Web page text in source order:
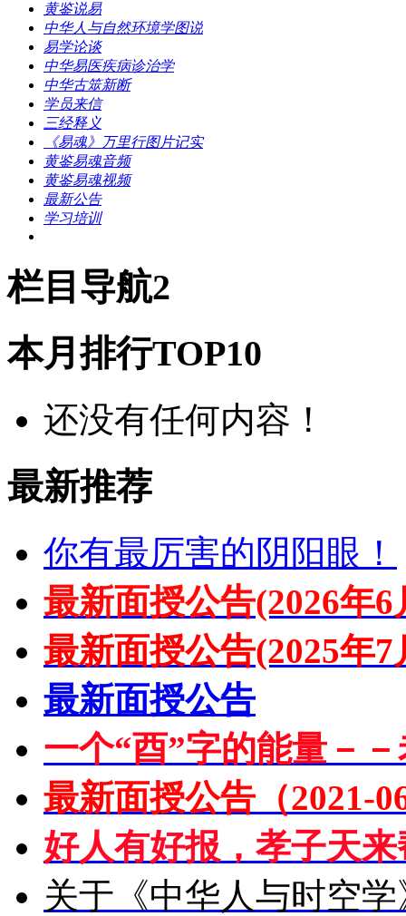
黄鉴说易
中华人与自然环境学图说
易学论谈
中华易医疾病诊治学
中华古筮新断
学员来信
三经释义
《易魂》万里行图片记实
黄鉴易魂音频
黄鉴易魂视频
最新公告
学习培训
栏目导航2
本月排行TOP10
还没有任何内容！
最新推荐
你有最厉害的阴阳眼！
最新面授公告(2026年
最新面授公告(2025年
最新面授公告
一个“酉”字的能量－
最新面授公告（2021-
好人有好报，孝子天来
关于《中华人与时空